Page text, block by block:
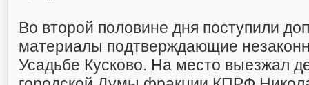
Во второй половине дня поступили
материалы подтверждающие
Усадьбе Кусково. На место выезжал